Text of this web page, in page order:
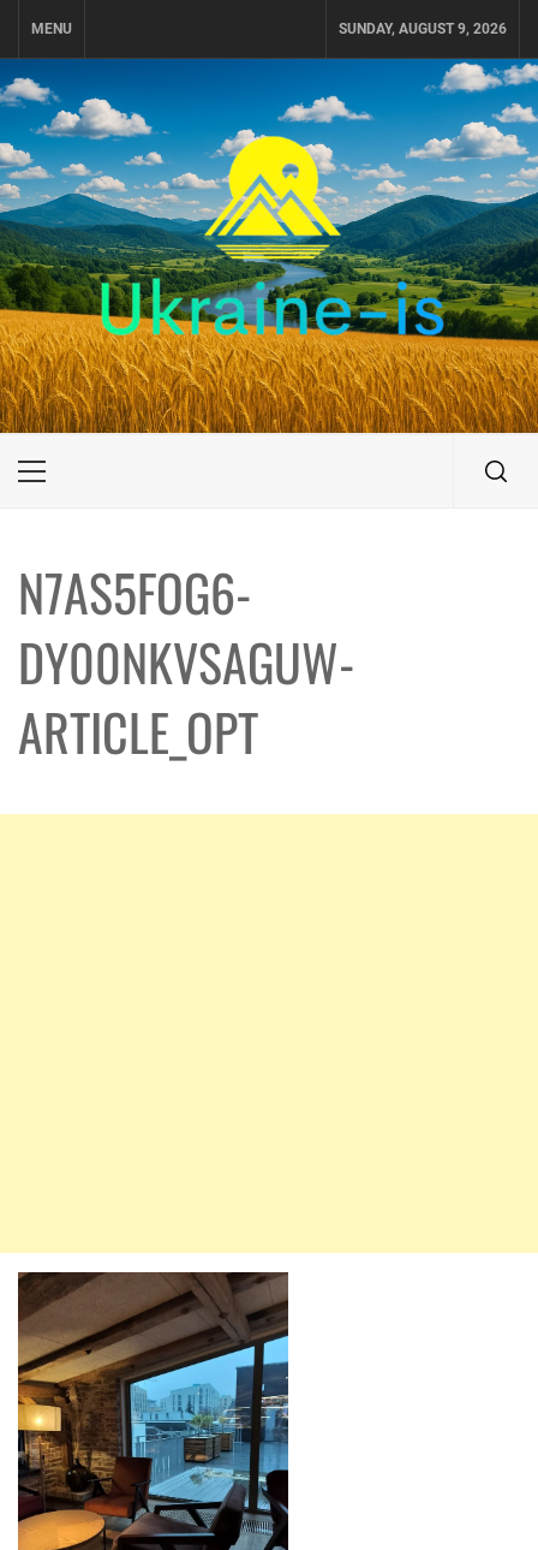
MENU SUNDAY, AUGUST 9, 2026
UKRAINE-IS
ПОДОРОЖI ПО УКРАЇНІ
Primary
N7AS5FOG6-
DY00NKVSAGUW-
ARTICLE_OPT